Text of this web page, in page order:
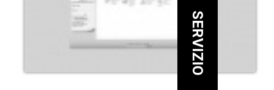
SERVIZIO